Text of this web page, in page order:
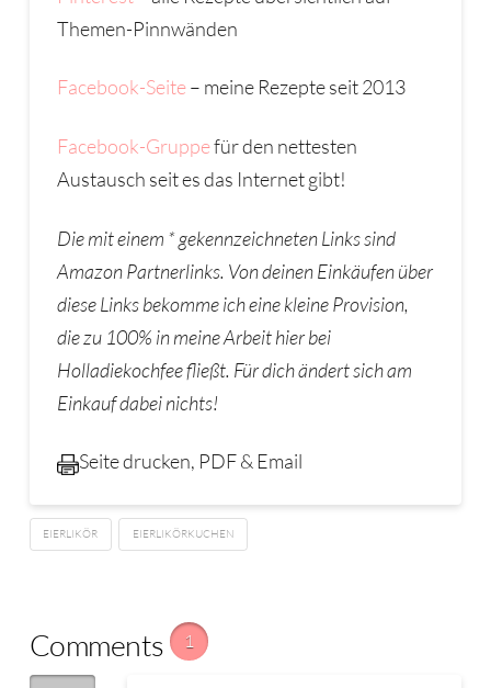
Themen-Pinnwänden
Facebook-Seite– meine Rezepte seit 2013
Facebook-Gruppefür den nettesten
Austausch seit es das Internet gibt!
Die mit einem * gekennzeichneten Links sind
Amazon Partnerlinks. Von deinen Einkäufenüber
diese Links bekomme ich eine kleine Provision,
die zu 100% in meine Arbeit hier bei
Holladiekochfee fließt. Für dichändert sich am
Einkauf dabei nichts!
Seite drucken, PDF & Email
EIERLIKÖR EIERLIKÖRKUCHEN
Comments 1